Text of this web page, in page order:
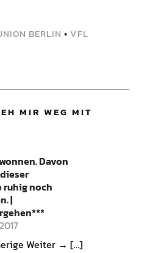
BERLIN • VFL
MIR WEG MIT
Davon
ruhig noch
|
Weiter → […]